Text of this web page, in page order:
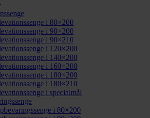
i 80×200
i 90×200
i 90×210
i 120×200
i 140×200
i 160×200
i 180×200
i 180×210
i specialmål
i 80×200